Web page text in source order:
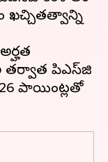
ఖచ్చితత్వాన్ని
పిఎస్‌జి
పాయింట్లతో